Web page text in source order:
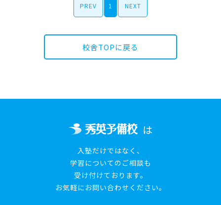
PREV 1 NEXT
校舎TOPに戻る
は
入塾だけではなく、
学習についてのご相談も
受け付けております。
お気軽にお問い合わせください。